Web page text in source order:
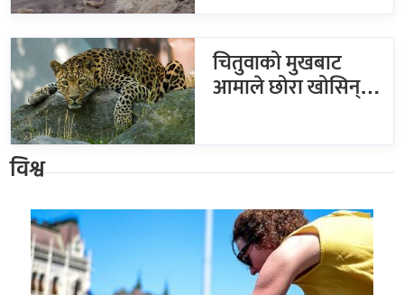
चितुवाको मुखबाट
आमाले छोरा खोसिन्…
विश्व